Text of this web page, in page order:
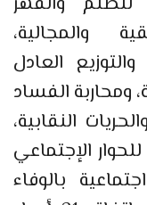
والمجالية،
العادل
ومحاربة الفساد
النقابية،
الإجتماعي
بالوفاء